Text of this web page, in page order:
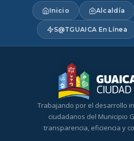
Inicio Alcaldía
S@TGUAICA En Línea
Trabajando por el desarrollo
ciudadanos del Municipio
transparencia, eficiencia y